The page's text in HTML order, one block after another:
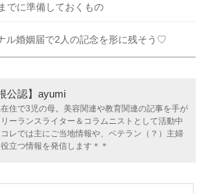
でに準備しておくもの
ル婚姻届で2人の記念を形に残そう♡
公認】ayumi
住で3児の母。美容関連や教育関連の記事を手が
ーランスライター＆コラムニストとして活動中
レでは主にご当地情報や、ベテラン（？）主婦
立つ情報を発信します＊＊